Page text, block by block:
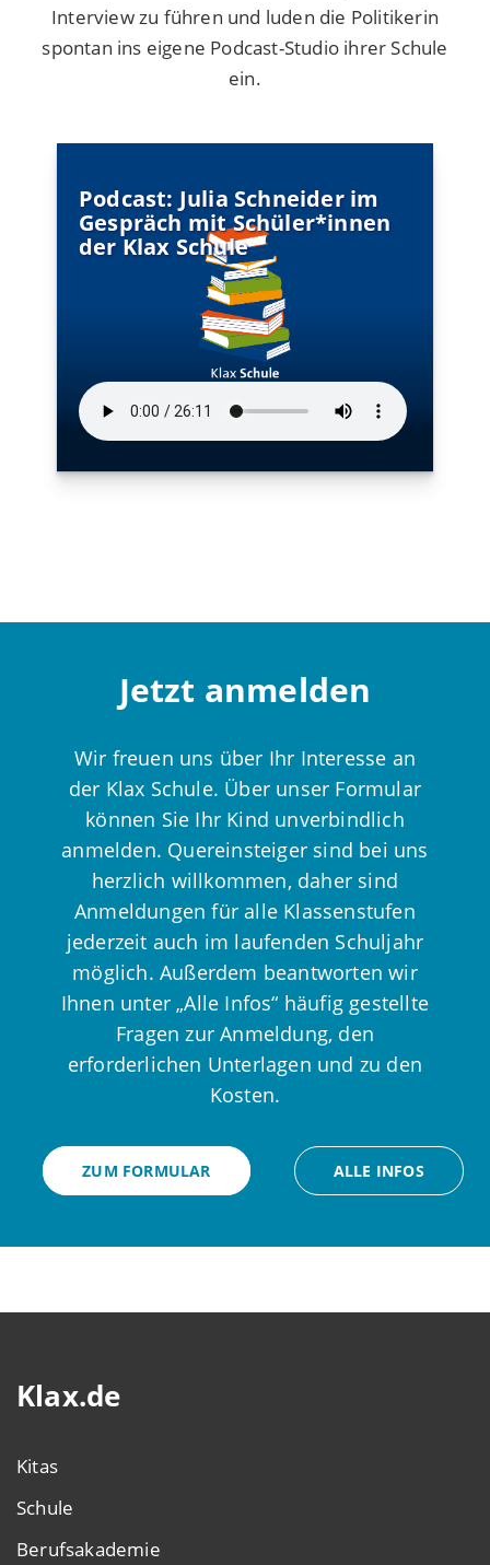
Interview zu führen und luden die Politikerin
spontan ins eigene Podcast-Studio ihrer Schule
ein.
Podcast: Julia Schneider im
Gespräch mit Schüler*innen
der Klax Schule
Jetzt anmelden
Wir freuen uns über Ihr Interesse an
der Klax Schule. Über unser Formular
können Sie Ihr Kind unverbindlich
anmelden. Quereinsteiger sind bei uns
herzlich willkommen, daher sind
Anmeldungen für alle Klassenstufen
jederzeit auch im laufenden Schuljahr
möglich. Außerdem beantworten wir
Ihnen unter „Alle Infos“ häufig gestellte
Fragen zur Anmeldung, den
erforderlichen Unterlagen und zu den
Kosten.
ZUM FORMULAR ALLE INFOS
Klax.de
Kitas
Schule
Berufsakademie